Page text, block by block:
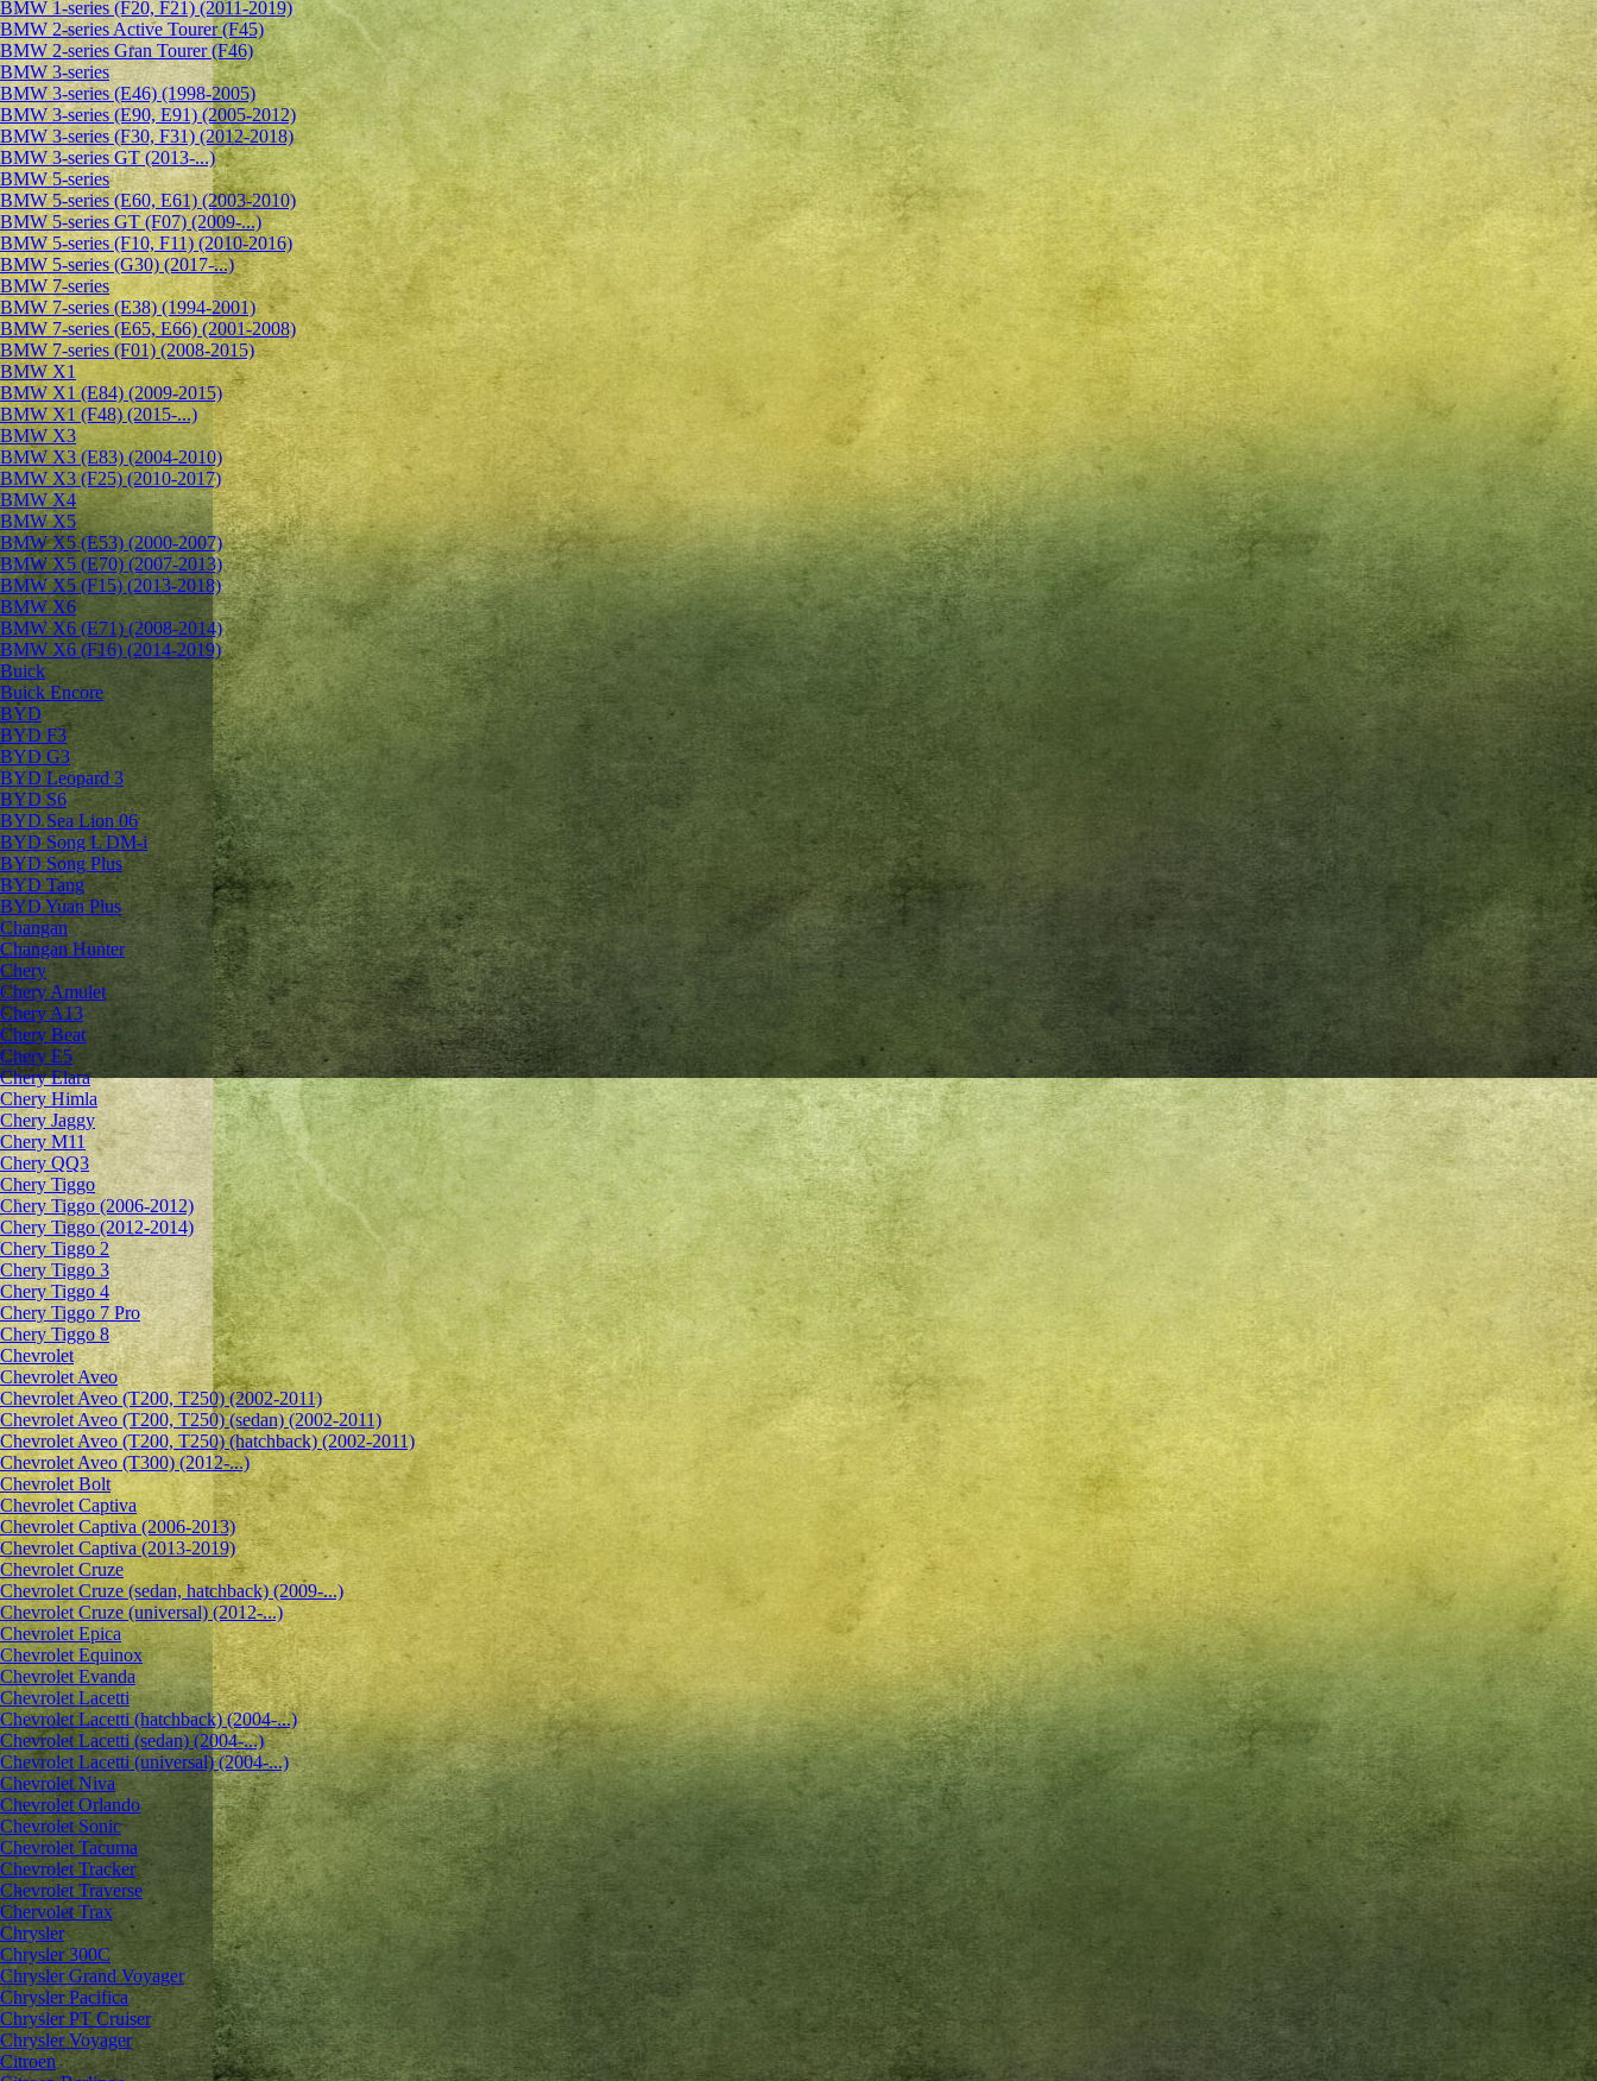
BMW 1-series (F20, F21) (2011-2019)
BMW 2-series Active Tourer (F45)
BMW 2-series Gran Tourer (F46)
BMW 3-series
BMW 3-series (E46) (1998-2005)
BMW 3-series (E90, E91) (2005-2012)
BMW 3-series (F30, F31) (2012-2018)
BMW 3-series GT (2013-...)
BMW 5-series
BMW 5-series (E60, E61) (2003-2010)
BMW 5-series GT (F07) (2009-...)
BMW 5-series (F10, F11) (2010-2016)
BMW 5-series (G30) (2017-...)
BMW 7-series
BMW 7-series (E38) (1994-2001)
BMW 7-series (E65, E66) (2001-2008)
BMW 7-series (F01) (2008-2015)
BMW X1
BMW X1 (E84) (2009-2015)
BMW X1 (F48) (2015-...)
BMW X3
BMW X3 (E83) (2004-2010)
BMW X3 (F25) (2010-2017)
BMW X4
BMW X5
BMW X5 (E53) (2000-2007)
BMW X5 (E70) (2007-2013)
BMW X5 (F15) (2013-2018)
BMW X6
BMW X6 (E71) (2008-2014)
BMW X6 (F16) (2014-2019)
Buick
Buick Encore
BYD
BYD F3
BYD G3
BYD Leopard 3
BYD S6
BYD Sea Lion 06
BYD Song L DM-i
BYD Song Plus
BYD Tang
BYD Yuan Plus
Changan
Changan Hunter
Chery
Chery Amulet
Chery A13
Chery Beat
Chery E5
Chery Elara
Chery Himla
Chery Jaggy
Chery M11
Chery QQ3
Chery Tiggo
Chery Tiggo (2006-2012)
Chery Tiggo (2012-2014)
Chery Tiggo 2
Chery Tiggo 3
Chery Tiggo 4
Chery Tiggo 7 Pro
Chery Tiggo 8
Chevrolet
Сhevrolet Aveo
Chevrolet Aveo (T200, T250) (2002-2011)
Chevrolet Aveo (T200, T250) (sedan) (2002-2011)
Chevrolet Aveo (T200, T250) (hatchback) (2002-2011)
Chevrolet Aveo (T300) (2012-...)
Chevrolet Bolt
Chevrolet Captiva
Chevrolet Captiva (2006-2013)
Chevrolet Captiva (2013-2019)
Chevrolet Cruze
Chevrolet Cruze (sedan, hatchback) (2009-...)
Chevrolet Cruze (universal) (2012-...)
Chevrolet Epiсa
Chevrolet Equinox
Chevrolet Evanda
Chevrolet Lacetti
Chevrolet Lacetti (hatchback) (2004-...)
Chevrolet Lacetti (sedan) (2004-...)
Chevrolet Lacetti (universal) (2004-...)
Chevrolet Niva
Chevrolet Orlando
Chevrolet Sonic
Chevrolet Tacuma
Chevrolet Tracker
Chevrolet Traverse
Chervolet Trax
Chrysler
Chrysler 300C
Chrysler Grand Voyager
Chrysler Pacifica
Chrysler PT Cruiser
Chrysler Voyager
Citroen